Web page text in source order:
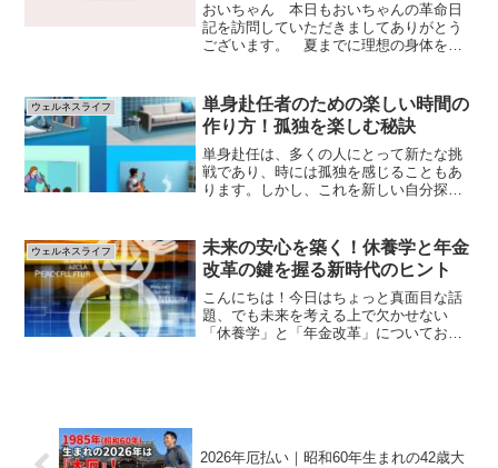
おいちゃん 本日もおいちゃんの革命日
記を訪問していただきましてありがとう
ございます。 夏までに理想の身体を手
す。
更新年月日
2024.1.28...
ウェルネスライフ
単身赴任者のための楽しい時間の
作り方！孤独を楽しむ秘訣
単身赴任は、多くの人にとって新たな挑
戦であり、時には孤独を感じることもあ
ります。しかし、これを新しい自分探し
う。この記事では、単身赴任者が孤独を
楽しむための秘訣をいくつか...
ウェルネスライフ
未来の安心を築く！休養学と年金
改革の鍵を握る新時代のヒント
こんにちは！今日はちょっと真面目な話
題、でも未来を考える上で欠かせない
「休養学」と「年金改革」についてお話
2026年厄払い｜昭和60年生まれの42歳大